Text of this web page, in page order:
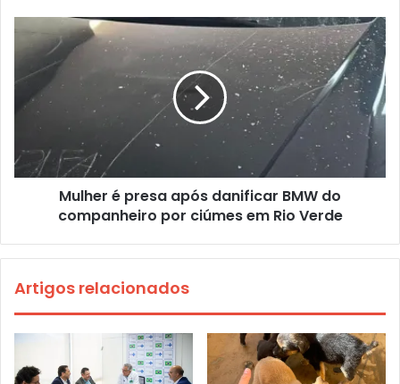
Mulher é presa após danificar BMW do
companheiro por ciúmes em Rio Verde
Artigos relacionados